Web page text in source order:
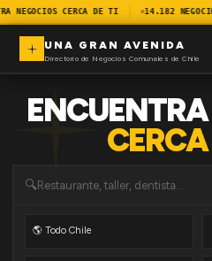
NEGOCIOS CERCA DE TI 14.182
UNA GRAN AVENIDA
Directorio de Negocios Comunales de Chile
🔍